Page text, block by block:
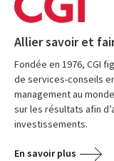
Allier savoir et
Fondée en 1976, CGI
de services-conseils
management au
sur les résultats afin
investissements.
En savoir plus